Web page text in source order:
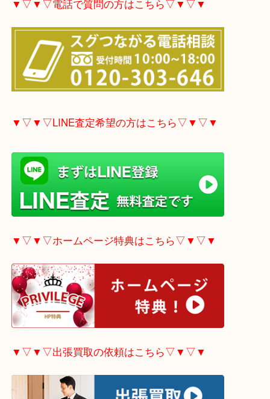
▼▽▼▽電話で質問の方はこちら▽▼▽▼
▼▽▼▽LINE査定希望の方はこちら▽▼▽▼